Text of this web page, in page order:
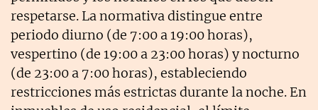
respetarse. La normativa distingue entre
periodo diurno (de 7:00 a 19:00 horas),
vespertino (de 19:00 a 23:00 horas) y nocturno
(de 23:00 a 7:00 horas), estableciendo
restricciones más estrictas durante la noche. En